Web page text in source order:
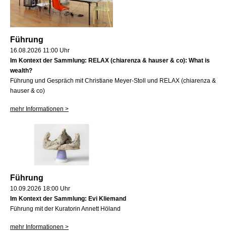
Führung
16.08.2026 11:00 Uhr
Im Kontext der Sammlung: RELAX (chiarenza & hauser & co): What is
wealth?
Führung und Gespräch mit Christiane Meyer-Stoll und RELAX (chiarenza &
hauser & co)
mehr Informationen >
Führung
10.09.2026 18:00 Uhr
Im Kontext der Sammlung: Evi Kliemand
Führung mit der Kuratorin Annett Höland
mehr Informationen >